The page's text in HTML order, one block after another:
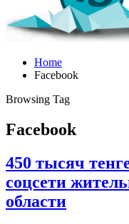
Home
Facebook
Browsing Tag
Facebook
450 тысяч
соцсети
области